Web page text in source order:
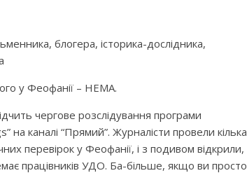
блогера, історика-дослідника,
у Феофанії – НЕМА.
чергове розслідування програми
на каналі “Прямий”. Журналісти провели кілька
перевірок у Феофанії, і з подивом відкрили,
працівників УДО. Ба-більше, якщо ви просто